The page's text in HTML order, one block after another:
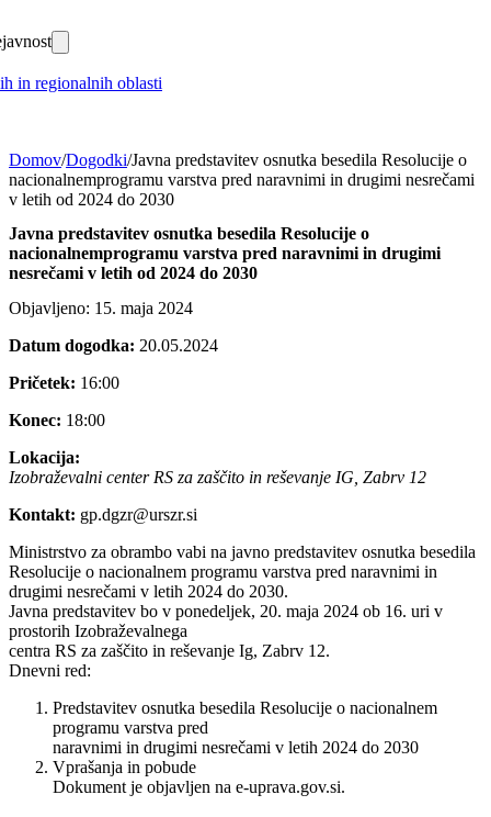
in regionalnih oblasti
Domov/Dogodki/Javna predstavitev osnutka besedila Resolucije o
nacionalnemprogramu varstva pred naravnimi in drugimi nesrečami
v letih od 2024 do 2030
Javna predstavitev osnutka besedila Resolucije o
nacionalnemprogramu varstva pred naravnimi in drugimi
nesrečami v letih od 2024 do 2030
Objavljeno: 15. maja 2024
Datum dogodka: 20.05.2024
Pričetek: 16:00
Konec: 18:00
Lokacija:
Izobraževalni center RS za zaščito in reševanje IG, Zabrv 12
Kontakt: gp.dgzr@urszr.si
Ministrstvo za obrambo vabi na javno predstavitev osnutka besedila
Resolucije o nacionalnem programu varstva pred naravnimi in
drugimi nesrečami v letih 2024 do 2030.
Javna predstavitev bo v ponedeljek, 20. maja 2024 ob 16. uri v
prostorih Izobraževalnega
centra RS za zaščito in reševanje Ig, Zabrv 12.
Dnevni red:
Predstavitev osnutka besedila Resolucije o nacionalnem
programu varstva pred
naravnimi in drugimi nesrečami v letih 2024 do 2030
Vprašanja in pobude
Dokument je objavljen na e-uprava.gov.si.